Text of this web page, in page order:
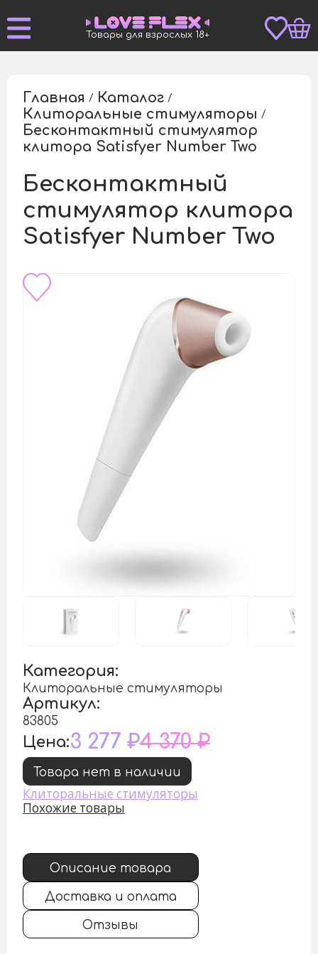
Товары для взрослых 18+
Главная / Каталог /
Клиторальные стимуляторы /
Бесконтактный стимулятор
клитора Satisfyer Number Two
Бесконтактный
стимулятор клитора
Satisfyer Number Two
Категория:
Клиторальные стимуляторы
Артикул:
83805
Цена:3 277 ₽4 370 ₽
Товара нет в наличии
Клиторальные стимуляторы
Похожие товары
Описание товара
Доставка и оплата
Отзывы